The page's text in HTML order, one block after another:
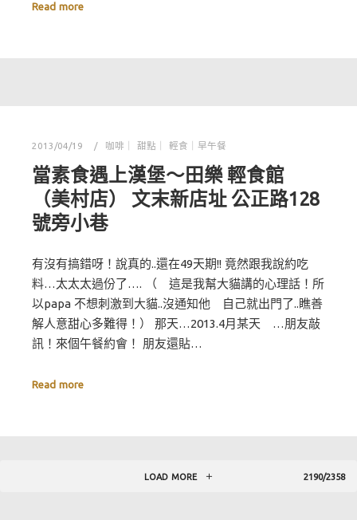
Read more
2013/04/19 咖啡｜ 甜點｜ 輕食｜早午餐
當素食遇上漢堡～田樂 輕食館
（美村店） 文末新店址 公正路128
號旁小巷
有沒有搞錯呀！說真的..還在49天期!! 竟然跟我說約吃
料…太太太過份了…. （ 這是我幫大貓講的心理話！所
以papa 不想刺激到大貓..沒通知他 自己就出門了..瞧善
解人意甜心多難得！） 那天…2013.4月某天 …朋友敲
訊！來個午餐約會！ 朋友還貼…
Read more
LOAD MORE 2190/2358